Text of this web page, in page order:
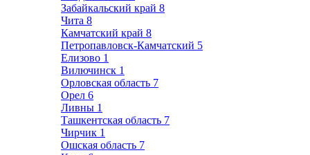
Забайкальский край 8
Чита 8
Камчатский край 8
Петропавловск-Камчатский 5
Елизово 1
Вилючинск 1
Орловская область 7
Орел 6
Ливны 1
Ташкентская область 7
Чирчик 1
Ошская область 7